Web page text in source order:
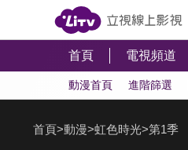
首頁 電視頻道
動漫首頁 進階篩選
首頁>動漫>虹色時光>第1季